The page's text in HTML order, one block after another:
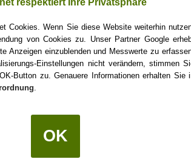
respektiert Ihre Privatsphäre
Cookies. Wenn Sie diese Website weiterhin
von Cookies zu. Unser Partner Google
Anzeigen einzublenden und Messwerte zu
Einstellungen nicht verändern, stimmen
Button zu. Genauere Informationen erhalten Sie
.
OK